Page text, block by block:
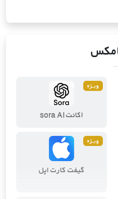
ابزارهای هوش مصنوعی
3محصول
ویــژه
اکانت sora AI
ویــژه
گیفت کارت اپل